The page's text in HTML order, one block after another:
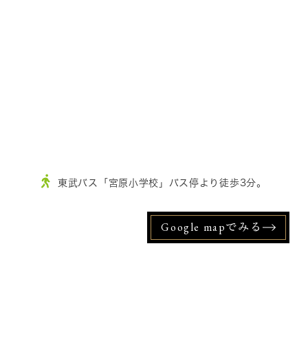
東武バス「宮原小学校」バス停より徒歩3分。
Google mapでみる